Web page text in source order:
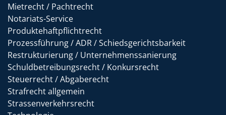
Mietrecht / Pachtrecht
Notariats-Service
Produktehaftpflichtrecht
Prozessführung / ADR / Schiedsgerichtsbarkeit
Restrukturierung / Unternehmenssanierung
Schuldbetreibungsrecht / Konkursrecht
Steuerrecht / Abgaberecht
Strafrecht allgemein
Strassenverkehrsrecht